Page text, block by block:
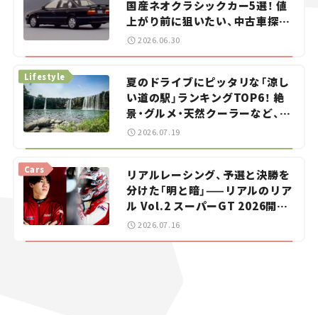
国産ネオクラシックカー5選！ 値
上がり前に狙いたい、中古車探し
をお手伝い――ちょっとイケてるマ
2026.06.30
夏のドライブにピッタリな「涼し
い道の駅」ランキングTOP6！ 絶
景・グルメ・天然クーラーなど、避
暑におすすめのスポットを紹介
【道の駅マニアの推し駅ガイド】
Lifestyle
2026.07.19
リアルレーシング、予選と決勝を
分けた「明と暗」——リアルのリア
ル Vol.2 スーパーGT 2026開幕
戦 岡山国際サーキット
Cars
2026.07.16